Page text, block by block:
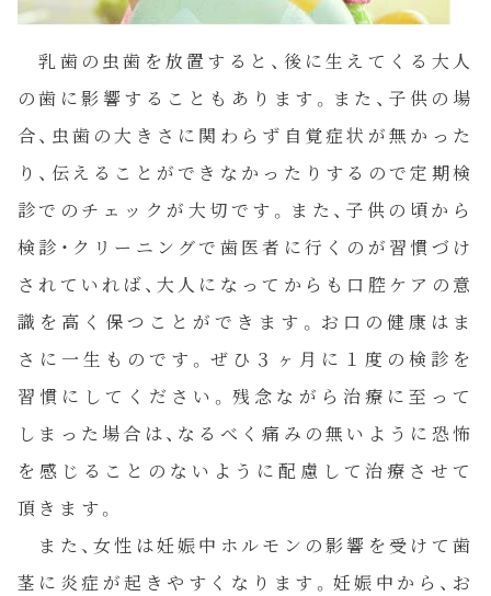
HOME
診療案内
当院について
お知らせ
乳歯の虫歯を放置すると、後に生えてくる大人
の歯に影響することもあります。また、子供の場
合、虫歯の大きさに関わらず自覚症状が無かった
り、伝えることができなかったりするので定期検
診でのチェックが大切です。また、子供の頃から
検診・クリーニングで歯医者に行くのが習慣づけ
されていれば、大人になってからも口腔ケアの意
識を高く保つことができます。お口の健康はま
さに一生ものです。ぜひ３ヶ月に１度の検診を
習慣にしてください。残念ながら治療に至って
しまった場合は、なるべく痛みの無いように恐怖
を感じることのないように配慮して治療させて
頂きます。
また、女性は妊娠中ホルモンの影響を受けて歯
茎に炎症が起きやすくなります。妊娠中から、お